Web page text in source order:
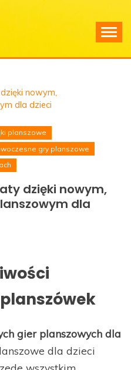
nowym,
dla dzieci
planszowe
gry planszowe
dzięki nowym,
dla
gier planszowych dla
dla dzieci